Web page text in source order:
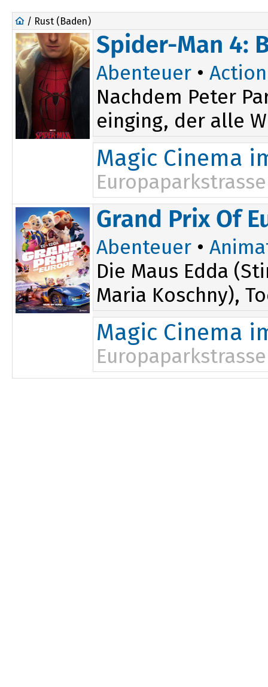
/ Rust (Baden)
Spider-Man 4:
Abenteuer • Action
Nachdem Peter
einging, der alle
Magic Cinema
19:00
22:00
Grand Prix Of
Abenteuer •
Die Maus Edda
Maria Koschny),
Magic Cinema